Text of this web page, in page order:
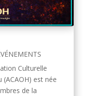
Culturelle
(ACAOH) est née
de la